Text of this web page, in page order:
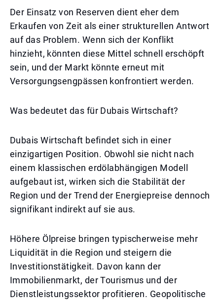
Der Einsatz von Reserven dient eher dem
Erkaufen von Zeit als einer strukturellen Antwort
auf das Problem. Wenn sich der Konflikt
hinzieht, könnten diese Mittel schnell erschöpft
sein, und der Markt könnte erneut mit
Versorgungsengpässen konfrontiert werden.
Was bedeutet das für Dubais Wirtschaft?
Dubais Wirtschaft befindet sich in einer
einzigartigen Position. Obwohl sie nicht nach
einem klassischen erdölabhängigen Modell
aufgebaut ist, wirken sich die Stabilität der
Region und der Trend der Energiepreise dennoch
signifikant indirekt auf sie aus.
Höhere Ölpreise bringen typischerweise mehr
Liquidität in die Region und steigern die
Investitionstätigkeit. Davon kann der
Immobilienmarkt, der Tourismus und der
Dienstleistungssektor profitieren. Geopolitische